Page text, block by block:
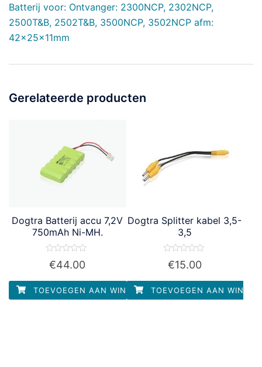
Batterij voor: Ontvanger: 2300NCP, 2302NCP,
2500T&B, 2502T&B, 3500NCP, 3502NCP afm:
42x25x11mm
Gerelateerde producten
Dogtra Batterij accu 7,2V
750mAh Ni-MH.
Waardering
0
5
€44.00
TOEVOEGEN AAN WINKELWAGEN
Dogtra Splitter kabel 3,5-
3,5
Waardering
5
€15.00
TOEVOEGEN AAN